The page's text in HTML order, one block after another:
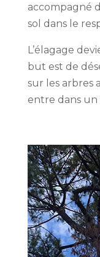
accompagné
sol dans le
L’élagage
but est de
sur les arbres
entre dans un